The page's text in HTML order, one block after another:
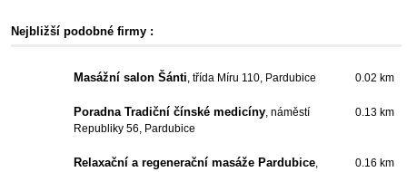
Nejbližší podobné firmy :
Masážní salon Šánti, třída Míru 110, Pardubice 0.02 km
Poradna Tradiční čínské medicíny, náměstí
Republiky 56, Pardubice
0.13 km
Relaxační a regenerační masáže Pardubice,
0.16 km